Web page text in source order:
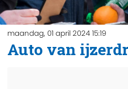
maandag, 01 april 2024 15:19
Auto van